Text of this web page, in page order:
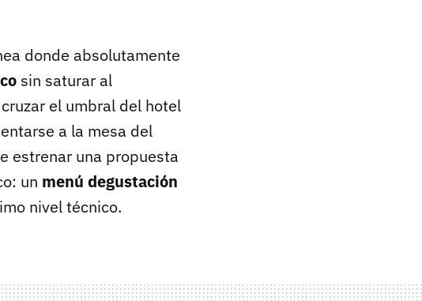
donde absolutamente
sin saturar al
el umbral del hotel
a la mesa del
estrenar una propuesta
un menú degustación
nivel técnico.